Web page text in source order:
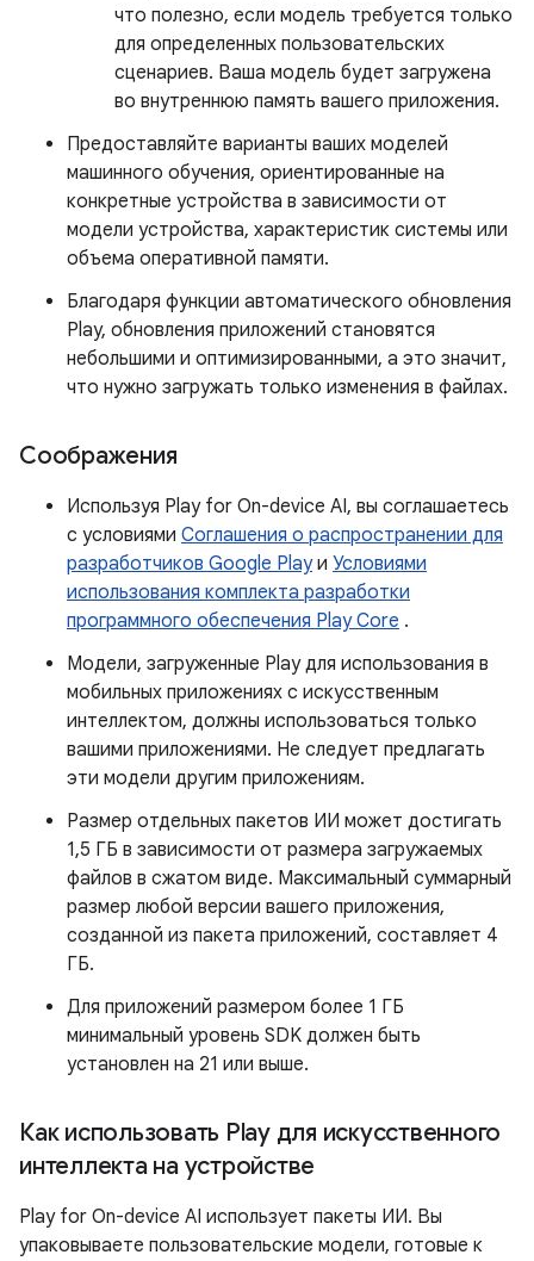
что полезно, если модель требуется только
для определенных пользовательских
сценариев. Ваша модель будет загружена
во внутреннюю память вашего приложения.
Предоставляйте варианты ваших моделей
машинного обучения, ориентированные на
конкретные устройства в зависимости от
модели устройства, характеристик системы или
объема оперативной памяти.
Благодаря функции автоматического обновления
Play, обновления приложений становятся
небольшими и оптимизированными, а это значит,
что нужно загружать только изменения в файлах.
Соображения
Используя Play for On-device AI, вы соглашаетесь
с условиями Соглашения о распространении для
разработчиков Google Playи Условиями
использования комплекта разработки
программного обеспечения Play Core .
Модели, загруженные Play для использования в
мобильных приложениях с искусственным
интеллектом, должны использоваться только
вашими приложениями. Не следует предлагать
эти модели другим приложениям.
Размер отдельных пакетов ИИ может достигать
1,5 ГБ в зависимости от размера загружаемых
файлов в сжатом виде. Максимальный суммарный
размер любой версии вашего приложения,
созданной из пакета приложений, составляет 4
ГБ.
Для приложений размером более 1 ГБ
минимальный уровень SDK должен быть
установлен на 21 или выше.
Как использовать Play для искусственного
интеллекта на устройстве
Play for On-device AI использует пакеты ИИ. Вы
упаковываете пользовательские модели, готовые к